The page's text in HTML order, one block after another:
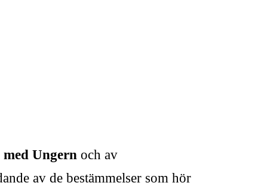
Ungern och av
av de bestämmelser som hör